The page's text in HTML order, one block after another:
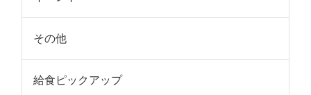
その他
給食ピックアップ